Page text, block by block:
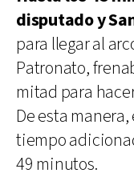
disputado y
para llegar al
Patronato,
mitad para
De esta
tiempo
49 minutos.